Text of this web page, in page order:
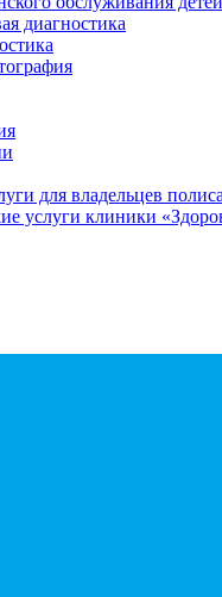
диагностика
для владельцев
услуги клиники